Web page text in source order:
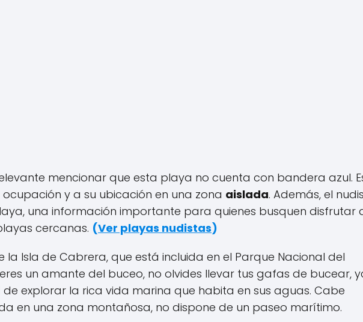
mencionar que esta playa no cuenta con bandera azul.
y a su ubicación en una zona aislada. Además, el
una información importante para quienes busquen disfrutar
cercanas. (Ver playas nudistas)
Isla de Cabrera, que está incluida en el Parque Nacional del
un amante del buceo, no olvides llevar tus gafas de bucear,
explorar la rica vida marina que habita en sus aguas. Cabe
en una zona montañosa, no dispone de un paseo marítimo.